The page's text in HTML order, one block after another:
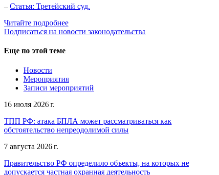
– Статья: Третейский суд.
Читайте подробнее
Подписаться на новости законодательства
Еще по этой теме
Новости
Мероприятия
Записи мероприятий
16 июля 2026 г.
ТПП РФ: атака БПЛА может рассматриваться как
обстоятельство непреодолимой силы
7 августа 2026 г.
Правительство РФ определило объекты, на которых не
допускается частная охранная деятельность